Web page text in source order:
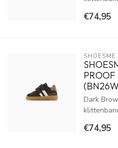
€74,95
SHOESME
Dark
€74,95